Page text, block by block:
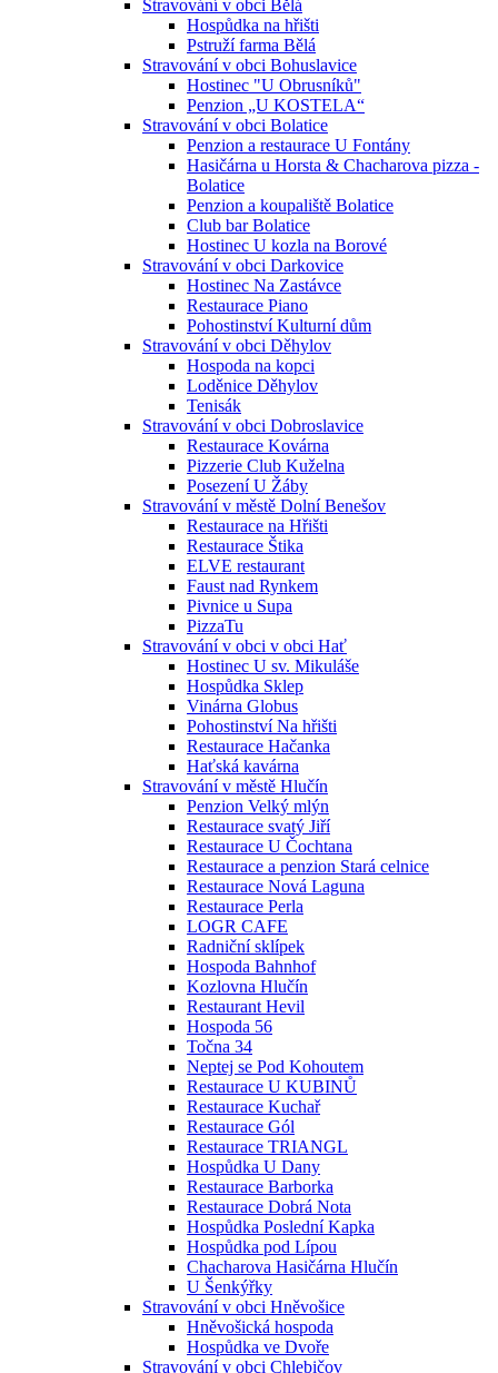
Stravování v obci Bělá
Hospůdka na hřišti
Pstruží farma Bělá
Stravování v obci Bohuslavice
Hostinec "U Obrusníků"
Penzion „U KOSTELA“
Stravování v obci Bolatice
Penzion a restaurace U Fontány
Hasičárna u Horsta & Chacharova pizza -
Bolatice
Penzion a koupaliště Bolatice
Club bar Bolatice
Hostinec U kozla na Borové
Stravování v obci Darkovice
Hostinec Na Zastávce
Restaurace Piano
Pohostinství Kulturní dům
Stravování v obci Děhylov
Hospoda na kopci
Loděnice Děhylov
Tenisák
Stravování v obci Dobroslavice
Restaurace Kovárna
Pizzerie Club Kuželna
Posezení U Žáby
Stravování v městě Dolní Benešov
Restaurace na Hřišti
Restaurace Štika
ELVE restaurant
Faust nad Rynkem
Pivnice u Supa
PizzaTu
Stravování v obci v obci Hať
Hostinec U sv. Mikuláše
Hospůdka Sklep
Vinárna Globus
Pohostinství Na hřišti
Restaurace Hačanka
Haťská kavárna
Stravování v městě Hlučín
Penzion Velký mlýn
Restaurace svatý Jiří
Restaurace U Čochtana
Restaurace a penzion Stará celnice
Restaurace Nová Laguna
Restaurace Perla
LOGR CAFE
Radniční sklípek
Hospoda Bahnhof
Kozlovna Hlučín
Restaurant Hevil
Hospoda 56
Točna 34
Neptej se Pod Kohoutem
Restaurace U KUBINŮ
Restaurace Kuchař
Restaurace Gól
Restaurace TRIANGL
Hospůdka U Dany
Restaurace Barborka
Restaurace Dobrá Nota
Hospůdka Poslední Kapka
Hospůdka pod Lípou
Chacharova Hasičárna Hlučín
U Šenkýřky
Stravování v obci Hněvošice
Hněvošická hospoda
Hospůdka ve Dvoře
Stravování v obci Chlebičov